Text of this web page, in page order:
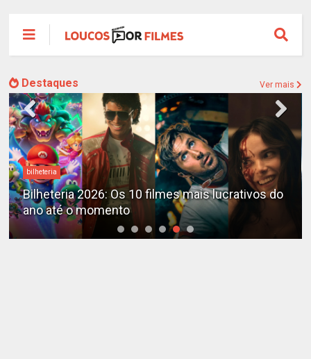
Destaques Ver mais
bilheteria
Bilheteria 2026: Os 10 filmes mais lucrativos do
ano até o momento